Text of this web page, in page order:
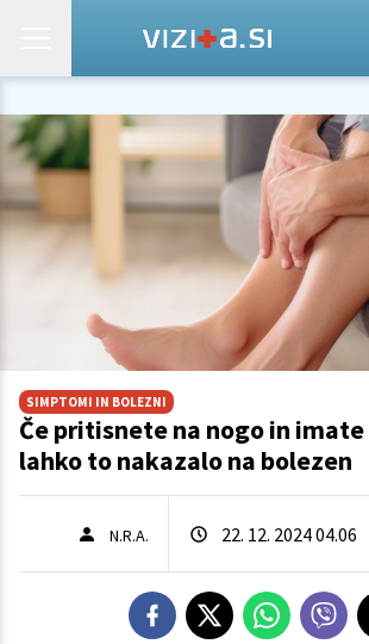
SIMPTOMI IN BOLEZNI
Če pritisnete na nogo in
lahko to nakazalo na bolezen
N.R.A. 22. 12. 2024 04.06